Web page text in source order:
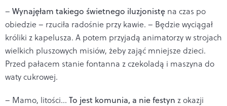
– Wynajęłam takiego świetnego iluzjonistę na czas po
obiedzie – rzuciła radośnie przy kawie. – Będzie wyciągał
króliki z kapelusza. A potem przyjadą animatorzy w strojach
wielkich pluszowych misiów, żeby zająć mniejsze dzieci.
Przed pałacem stanie fontanna z czekoladą i maszyna do
waty cukrowej.
– Mamo, litości... To jest komunia, a nie festyn z okazji